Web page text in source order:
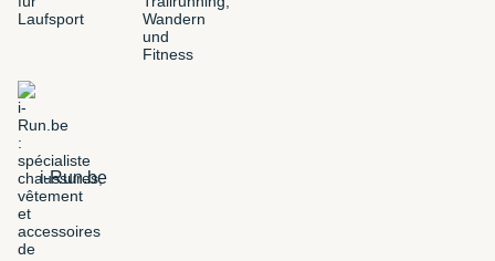
i-Run.be